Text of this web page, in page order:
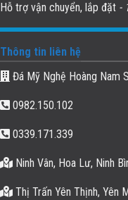
Hỗ trợ vận chuyển, lắp đặt -
Thông tin liên hệ
Đá Mỹ Nghệ Hoàng Nam
0982.150.102
0339.171.339
Ninh Vân, Hoa Lư, Ninh
Thị Trấn Yên Thịnh, Yên